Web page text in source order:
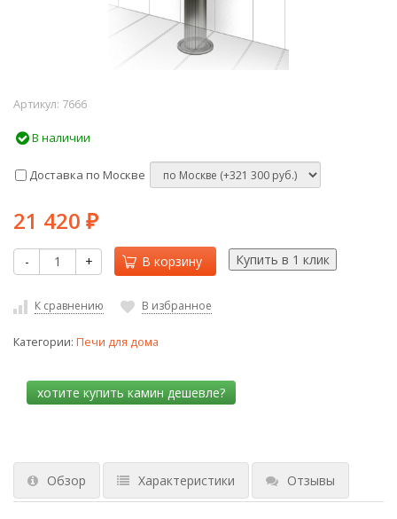
Артикул: 7666
В наличии
Доставка по Москве
21 420 ₽
- + В корзину
К сравнению В избранное
Категории: Печи для дома
Обзор Характеристики Отзывы